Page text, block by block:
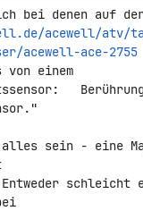
acewell/atv/
acewell-ace-2755
einem
sein - eine
schleicht